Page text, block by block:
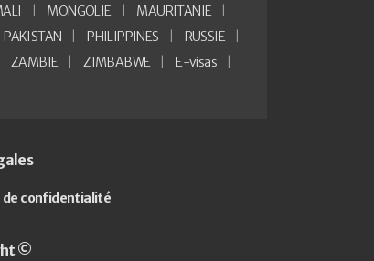
MONGOLIE
MAURITANIE
PAKISTAN PHILIPPINES
RUSSIE
ZAMBIE ZIMBABWE
E-visas
de confidentialité
©